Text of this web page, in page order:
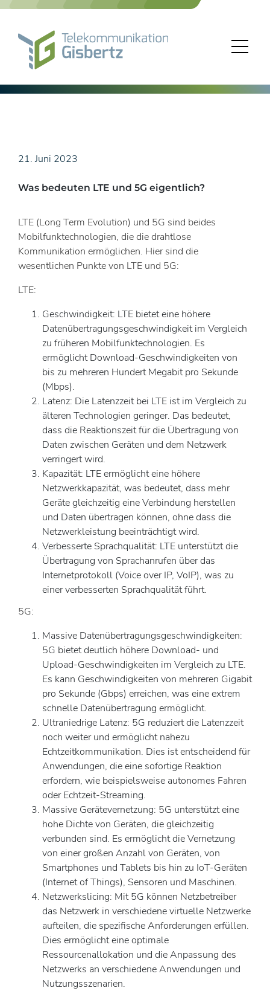
Skip
21. Juni 2023
Was bedeuten LTE und 5G eigentlich?
LTE (Long Term Evolution) und 5G sind beides
Mobilfunktechnologien, die die drahtlose
Kommunikation ermöglichen. Hier sind die
wesentlichen Punkte von LTE und 5G:
LTE:
Geschwindigkeit: LTE bietet eine höhere
Datenübertragungsgeschwindigkeit im Vergleich
zu früheren Mobilfunktechnologien. Es
ermöglicht Download-Geschwindigkeiten von
bis zu mehreren Hundert Megabit pro Sekunde
(Mbps).
Latenz: Die Latenzzeit bei LTE ist im Vergleich zu
älteren Technologien geringer. Das bedeutet,
dass die Reaktionszeit für die Übertragung von
Daten zwischen Geräten und dem Netzwerk
verringert wird.
Kapazität: LTE ermöglicht eine höhere
Netzwerkkapazität, was bedeutet, dass mehr
Geräte gleichzeitig eine Verbindung herstellen
und Daten übertragen können, ohne dass die
Netzwerkleistung beeinträchtigt wird.
Verbesserte Sprachqualität: LTE unterstützt die
Übertragung von Sprachanrufen über das
Internetprotokoll (Voice over IP, VoIP), was zu
einer verbesserten Sprachqualität führt.
5G:
Massive Datenübertragungsgeschwindigkeiten:
5G bietet deutlich höhere Download- und
Upload-Geschwindigkeiten im Vergleich zu LTE.
Es kann Geschwindigkeiten von mehreren Gigabit
pro Sekunde (Gbps) erreichen, was eine extrem
schnelle Datenübertragung ermöglicht.
Ultraniedrige Latenz: 5G reduziert die Latenzzeit
noch weiter und ermöglicht nahezu
Echtzeitkommunikation. Dies ist entscheidend für
Anwendungen, die eine sofortige Reaktion
erfordern, wie beispielsweise autonomes Fahren
oder Echtzeit-Streaming.
Massive Gerätevernetzung: 5G unterstützt eine
hohe Dichte von Geräten, die gleichzeitig
verbunden sind. Es ermöglicht die Vernetzung
von einer großen Anzahl von Geräten, von
Smartphones und Tablets bis hin zu IoT-Geräten
(Internet of Things), Sensoren und Maschinen.
Netzwerkslicing: Mit 5G können Netzbetreiber
das Netzwerk in verschiedene virtuelle Netzwerke
aufteilen, die spezifische Anforderungen erfüllen.
Dies ermöglicht eine optimale
Ressourcenallokation und die Anpassung des
Netzwerks an verschiedene Anwendungen und
Nutzungsszenarien.